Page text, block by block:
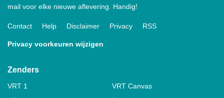
mail voor elke nieuwe aflevering. Handig!
Contact Help Disclaimer Privacy RSS
Privacy voorkeuren wijzigen
Zenders
VRT 1
VRT Canvas